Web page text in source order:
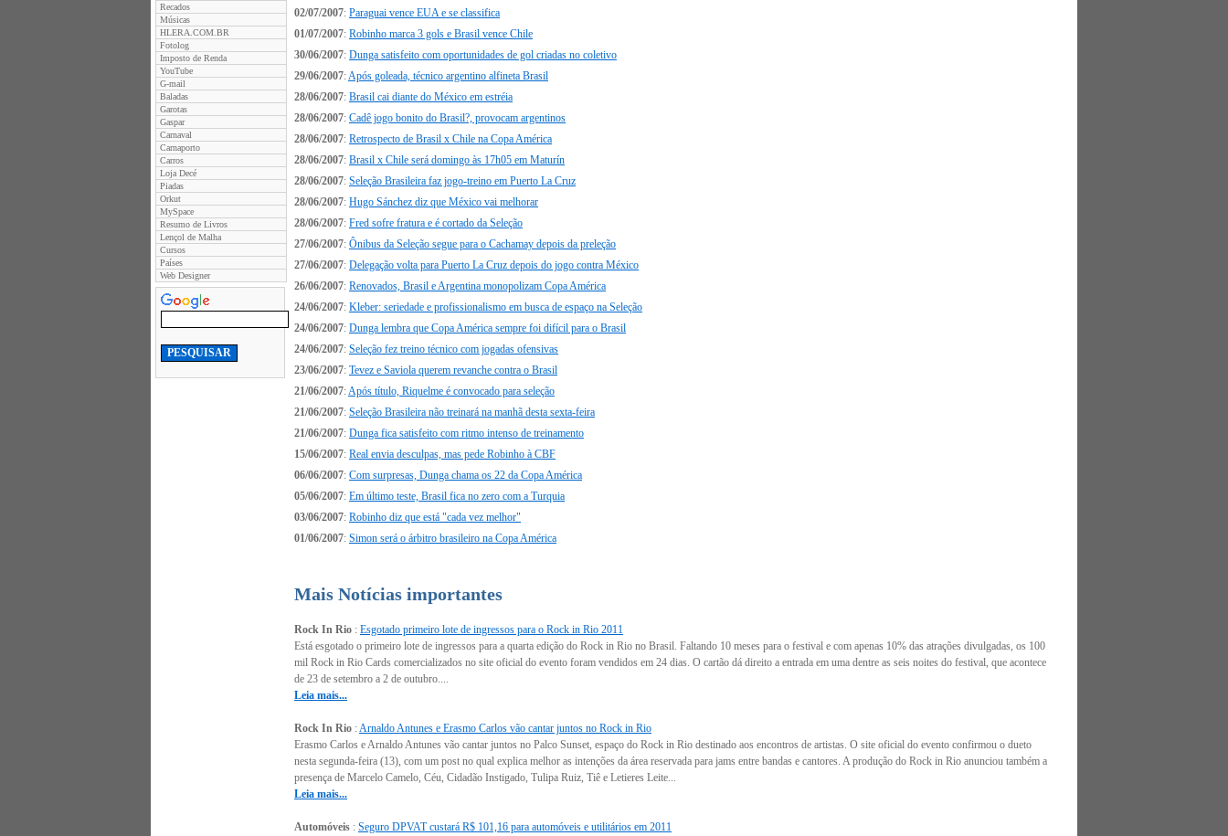
Recados
Músicas
HLERA.COM.BR
Fotolog
Imposto de Renda
YouTube
G-mail
Baladas
Garotas
Gaspar
Carnaval
Carnaporto
Carros
Loja Decé
Piadas
Orkut
MySpace
Resumo de Livros
Lençol de Malha
Cursos
Países
Web Designer
02/07/2007: Paraguai vence EUA e se classifica
01/07/2007: Robinho marca 3 gols e Brasil vence Chile
30/06/2007: Dunga satisfeito com oportunidades de gol criadas no coletivo
29/06/2007:Após goleada, técnico argentino alfineta Brasil
28/06/2007: Brasil cai diante do México em estréia
28/06/2007: Cadê jogo bonito do Brasil?, provocam argentinos
28/06/2007: Retrospecto de Brasil x Chile na Copa América
28/06/2007: Brasil x Chile será domingo às 17h05 em Maturín
28/06/2007: Seleção Brasileira faz jogo-treino em Puerto La Cruz
28/06/2007: Hugo Sánchez diz que México vai melhorar
28/06/2007: Fred sofre fratura e é cortado da Seleção
27/06/2007: Ônibus da Seleção segue para o Cachamay depois da preleção
27/06/2007: Delegação volta para Puerto La Cruz depois do jogo contra México
26/06/2007: Renovados, Brasil e Argentina monopolizam Copa América
24/06/2007: Kleber: seriedade e profissionalismo em busca de espaço na Seleção
24/06/2007: Dunga lembra que Copa América sempre foi difícil para o Brasil
24/06/2007: Seleção fez treino técnico com jogadas ofensivas
23/06/2007: Tevez e Saviola querem revanche contra o Brasil
21/06/2007:Após título, Riquelme é convocado para seleção
21/06/2007: Seleção Brasileira não treinará na manhã desta sexta-feira
21/06/2007: Dunga fica satisfeito com ritmo intenso de treinamento
15/06/2007: Real envia desculpas, mas pede Robinho à CBF
06/06/2007: Com surpresas, Dunga chama os 22 da Copa América
05/06/2007: Em último teste, Brasil fica no zero com a Turquia
03/06/2007: Robinho diz que está "cada vez melhor"
01/06/2007: Simon será o árbitro brasileiro na Copa América
Mais Notícias importantes
Rock In Rio : Esgotado primeiro lote de ingressos para o Rock in Rio 2011
Está esgotado o primeiro lote de ingressos para a quarta edição do Rock in Rio no Brasil. Faltando 10 meses para o festival e com apenas 10% das atrações divulgadas, os 100
mil Rock in Rio Cards comercializados no site oficial do evento foram vendidos em 24 dias. O cartão dá direito a entrada em uma dentre as seis noites do festival, que acontece
de 23 de setembro a 2 de outubro....
Leia mais...
Rock In Rio :Arnaldo Antunes e Erasmo Carlos vão cantar juntos no Rock in Rio
Erasmo Carlos e Arnaldo Antunes vão cantar juntos no Palco Sunset, espaço do Rock in Rio destinado aos encontros de artistas. O site oficial do evento confirmou o dueto
nesta segunda-feira (13), com um post no qual explica melhor as intenções da área reservada para jams entre bandas e cantores. A produção do Rock in Rio anunciou também a
presença de Marcelo Camelo, Céu, Cidadão Instigado, Tulipa Ruiz, Tiê e Letieres Leite...
Leia mais...
Automóveis : Seguro DPVAT custará R$ 101,16 para automóveis e utilitários em 2011